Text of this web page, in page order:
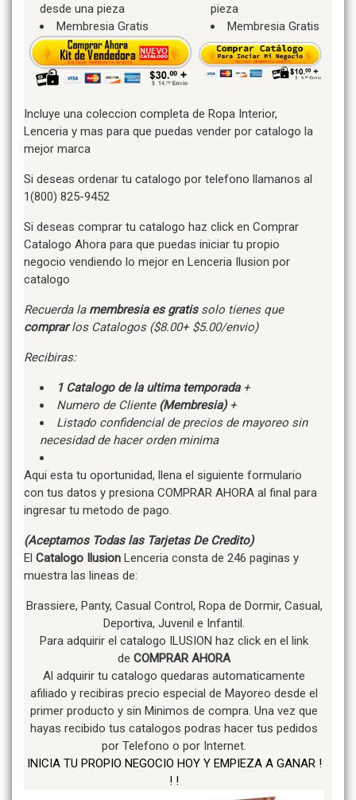
desde una pieza
Membresia Gratis
pieza
Membresia Gratis
Incluye una coleccion completa de Ropa Interior,
Lenceria y mas para que puedas vender por catalogo la
mejor marca
Si deseas ordenar tu catalogo por telefono llamanos al
1(800) 825-9452
Si deseas comprar tu catalogo haz click en Comprar
Catalogo Ahora para que puedas iniciar tu propio
negocio vendiendo lo mejor en Lenceria Ilusion por
catalogo
Recuerda la membresia es gratissolo tienes que
comprarlos Catalogos ($8.00+ $5.00/envio)
Recibiras:
1 Catalogo de la ultima temporada+
Numero de Cliente (Membresia)+
Listado confidencial de precios de mayoreo sin
necesidad de hacer orden minima
Aqui esta tu oportunidad, llena el siguiente formulario
con tus datos y presiona COMPRAR AHORA al final para
ingresar tu metodo de pago.
(Aceptamos Todas las Tarjetas De Credito)
El Catalogo Ilusion Lenceria consta de 246 paginas y
muestra las lineas de:
Brassiere, Panty, Casual Control, Ropa de Dormir, Casual,
Deportiva, Juvenil e Infantil.
Para adquirir el catalogo ILUSION haz click en el link
de COMPRAR AHORA
Al adquirir tu catalogo quedaras automaticamente
afiliado y recibiras precio especial de Mayoreo desde el
primer producto y sin Minimos de compra. Una vez que
hayas recibido tus catalogos podras hacer tus pedidos
por Telefono o por Internet.
INICIA TU PROPIO NEGOCIO HOY Y EMPIEZA A GANAR !
! !